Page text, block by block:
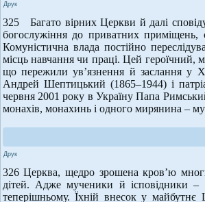
Друк
325 Багато вірних Церкви й далі
богослужіння до приватних приміщень,
Комуністична влада постійно
місць навчання чи праці. Цей героїчний,
що пережили ув’язнення й заслання у
Андрей Шептицький (1865–1944) і
червня 2001 року в Україну Папа
монахів, монахинь і одного мирянина –
Друк
326 Церква, щедро зрошена кров’ю
дітей. Адже мученики й ісповідники –
теперішньому. Їхній внесок у